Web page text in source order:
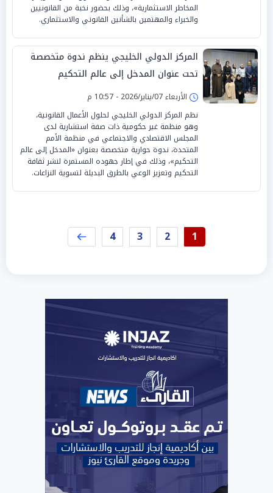
المخاطر الاستثمارية»، وذلك بحضور نخبة من القانونيين
والخبراء والمهتمين بالشأنين القانوني والاستثماري.
المركز الدولي الخليجي ينظم ندوة متخصصة
تحت عنوان المدخل إلى عالم التحكيم
الأربعاء 07/يناير/2026 - 10:57 م
نظم المركز الدولي الخليجي لحلول الأعمال القانونية،
وهو منظمة غير حكومية ذات صفة استشارية لدى
المجلس الاقتصادي والاجتماعي في منظمة الأمم
المتحدة، ندوة حوارية متخصصة بعنوان «المدخل إلى عالم
التحكيم»، وذلك في إطار جهوده المستمرة لنشر ثقافة
التحكيم وتعزيز الوعي بالطرق البديلة لتسوية النزاعات.
1
2
3
4